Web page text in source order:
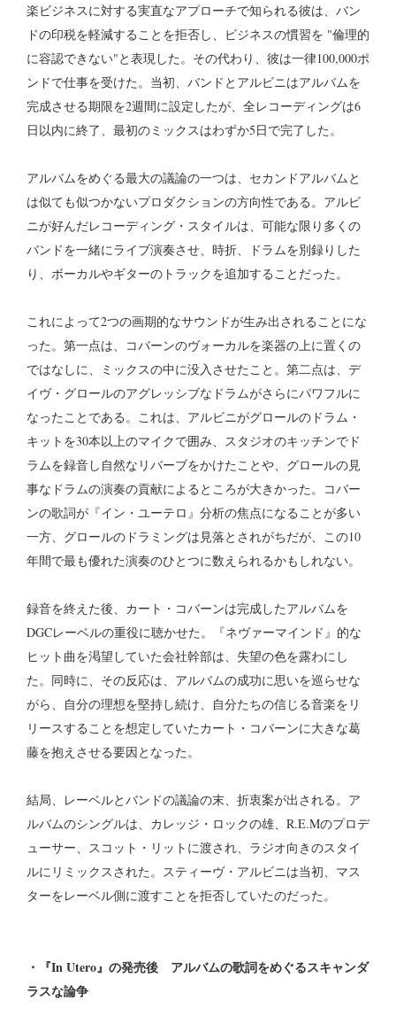
楽ビジネスに対する実直なアプローチで知られる彼は、バン
ドの印税を軽減することを拒否し、ビジネスの慣習を "倫理的
に容認できない"と表現した。その代わり、彼は一律100,000ポ
ンドで仕事を受けた。当初、バンドとアルビニはアルバムを
完成させる期限を2週間に設定したが、全レコーディングは6
日以内に終了、最初のミックスはわずか5日で完了した。
アルバムをめぐる最大の議論の一つは、セカンドアルバムと
は似ても似つかないプロダクションの方向性である。アルビ
ニが好んだレコーディング・スタイルは、可能な限り多くの
バンドを一緒にライブ演奏させ、時折、ドラムを別録りした
り、ボーカルやギターのトラックを追加することだった。
これによって2つの画期的なサウンドが生み出されることにな
った。第一点は、コバーンのヴォーカルを楽器の上に置くの
ではなしに、ミックスの中に没入させたこと。第二点は、デ
イヴ・グロールのアグレッシブなドラムがさらにパワフルに
なったことである。これは、アルビニがグロールのドラム・
キットを30本以上のマイクで囲み、スタジオのキッチンでド
ラムを録音し自然なリバーブをかけたことや、グロールの見
事なドラムの演奏の貢献によるところが大きかった。コバー
ンの歌詞が『イン・ユーテロ』分析の焦点になることが多い
一方、グロールのドラミングは見落とされがちだが、この10
年間で最も優れた演奏のひとつに数えられるかもしれない。
録音を終えた後、カート・コバーンは完成したアルバムを
DGCレーベルの重役に聴かせた。『ネヴァーマインド』的な
ヒット曲を渇望していた会社幹部は、失望の色を露わにし
た。同時に、その反応は、アルバムの成功に思いを巡らせな
がら、自分の理想を堅持し続け、自分たちの信じる音楽をリ
リースすることを想定していたカート・コバーンに大きな葛
藤を抱えさせる要因となった。
結局、レーベルとバンドの議論の末、折衷案が出される。ア
ルバムのシングルは、カレッジ・ロックの雄、R.E.Mのプロデ
ューサー、スコット・リットに渡され、ラジオ向きのスタイ
ルにリミックスされた。スティーヴ・アルビニは当初、マス
ターをレーベル側に渡すことを拒否していたのだった。
・『In Utero』の発売後 アルバムの歌詞をめぐるスキャンダ
ラスな論争